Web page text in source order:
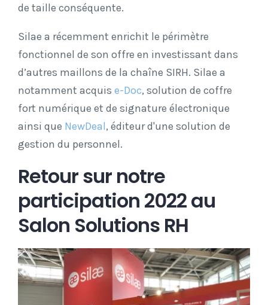
de taille conséquente.
Silae a récemment enrichit le périmètre
fonctionnel de son offre en investissant dans
d’autres maillons de la chaîne SIRH. Silae a
notamment acquis e-Doc, solution de coffre
fort numérique et de signature électronique
ainsi que NewDeal, éditeur d'une solution de
gestion du personnel.
Retour sur notre
participation 2022 au
Salon Solutions RH